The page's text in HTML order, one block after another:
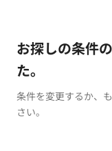
お探しの条件
た。
条件を変更するか、
さい。